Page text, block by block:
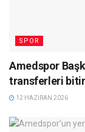
SPOR
Amedspor
transferleri
12 HAZIRAN 2026